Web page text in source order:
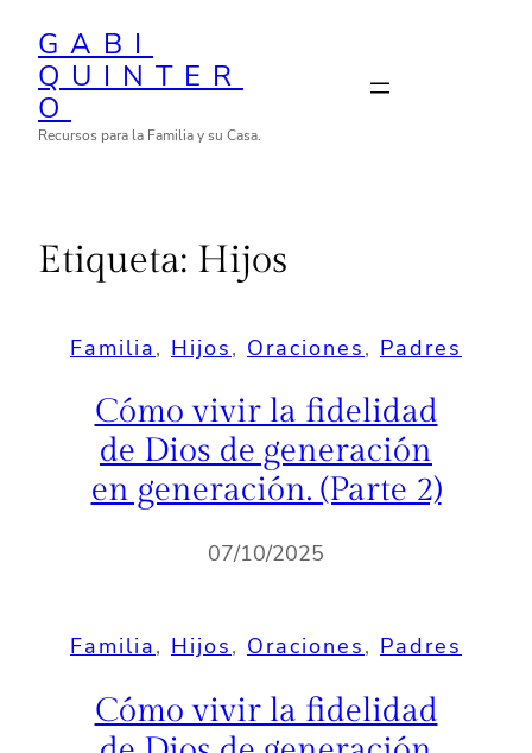
contenido
GABI
QUINTER
O
Recursos para la Familia y su Casa.
Etiqueta: Hijos
Familia, Hijos, Oraciones, Padres
Cómo vivir la fidelidad
de Dios de generación
en generación. (Parte 2)
07/10/2025
Familia, Hijos, Oraciones, Padres
Cómo vivir la fidelidad